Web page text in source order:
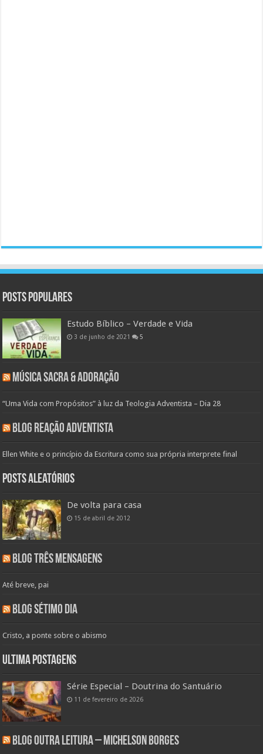
Posts populares
Estudo Bíblico – Verdade e Vida
3 de junho de 2021 5
Música Sacra & Adoração
“Uma Vida com Propósitos” à luz da Teologia Adventista – Dia 28
Blog Reação Adventista
Ellen White e o princípio da Escritura como sua própria interprete final
Posts aleatórios
De volta para casa
15 de abril de 2012
Blog Três Mensagens
Até breve, pai
Blog Sétimo Dia
Cristo, a ponte sobre o abismo
Ultima Postagens
Série Especial – Doutrina do Santuário
11 de fevereiro de 2026
Blog Outra Leitura – Michelson Borges